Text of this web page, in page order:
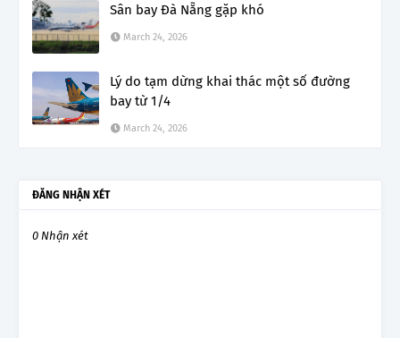
Sân bay Đà Nẵng gặp khó
March 24, 2026
Lý do tạm dừng khai thác một số đường
bay từ 1/4
March 24, 2026
ĐĂNG NHẬN XÉT
0 Nhận xét